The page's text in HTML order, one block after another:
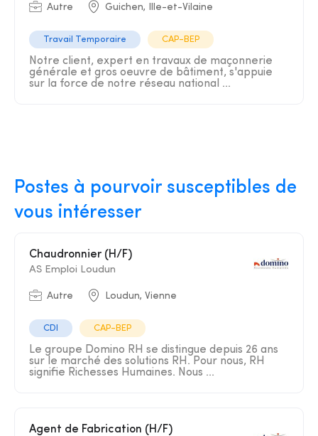
Autre Guichen, Ille-et-Vilaine
Travail Temporaire CAP-BEP
Notre client, expert en travaux de maçonnerie
générale et gros oeuvre de bâtiment, s'appuie
sur la force de notre réseau national ...
Postes à pourvoir susceptibles de
vous intéresser
Chaudronnier (H/F)
AS Emploi Loudun
Autre Loudun, Vienne
CDI CAP-BEP
Le groupe Domino RH se distingue depuis 26 ans
sur le marché des solutions RH. Pour nous, RH
signifie Richesses Humaines. Nous ...
Agent de Fabrication (H/F)